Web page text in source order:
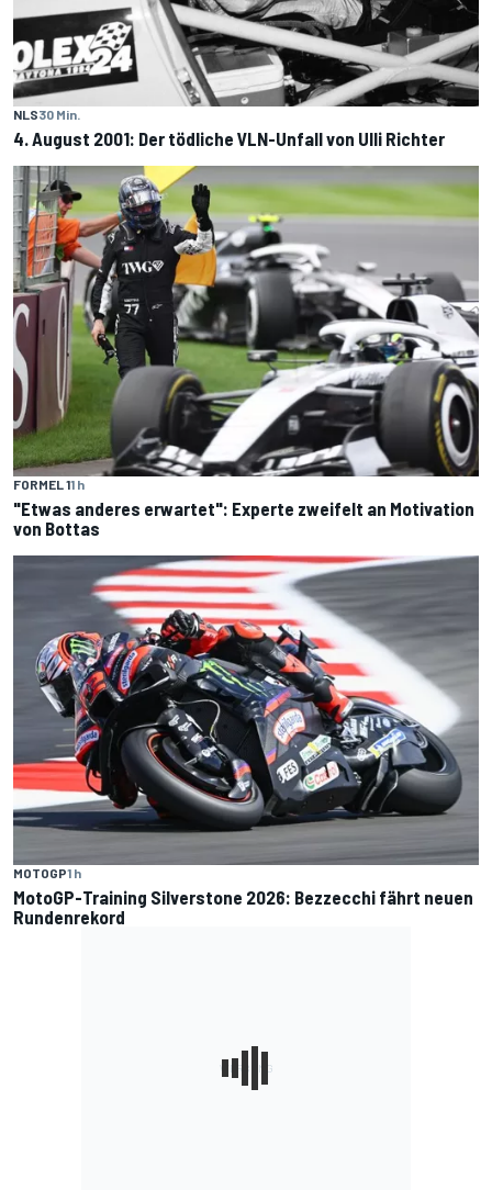
NLS30 Min.
4. August 2001: Der tödliche VLN-Unfall von Ulli Richter
FORMEL 11 h
"Etwas anderes erwartet": Experte zweifelt an Motivation
von Bottas
MOTOGP1 h
MotoGP-Training Silverstone 2026: Bezzecchi fährt neuen
Rundenrekord